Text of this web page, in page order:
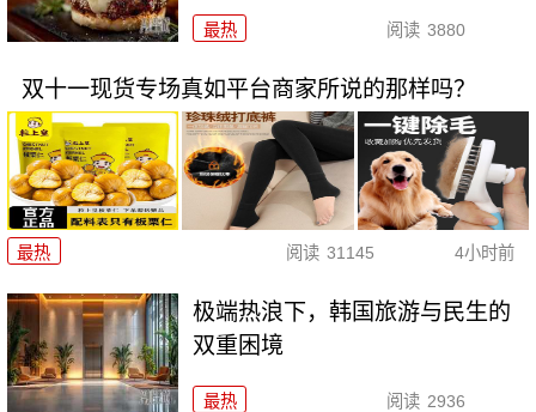
最热 阅读 3880
双十一现货专场真如平台商家所说的那样吗？
最热 阅读 31145 4小时前
极端热浪下，韩国旅游与民生的
双重困境
最热 阅读 2936